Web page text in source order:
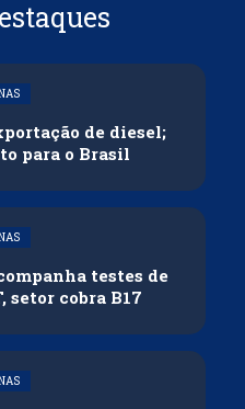
de diesel;
para o Brasil
testes de
setor cobra B17